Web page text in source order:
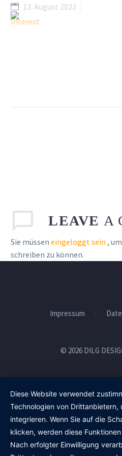
13. August 2023
Interest
LEAVE A
Sie müssen eingeloggt sein ,
schreiben zu können.
Impressum
© 2026 DILG
Diese Website verwendet
Technologien von Drittanbietern,
integrieren. Wenn Sie auf die
klicken, werden diese
Nach erfolgter Einwilligung